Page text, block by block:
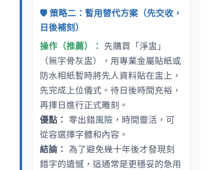
🛡️ 策略二：暫用替代方案（先交收，
日後補刻）
操作（推薦）： 先購買「淨盅」
（無字骨灰盅），用專業金屬貼紙或
防水相紙暫時將先人資料貼在盅上，
先完成上位儀式。待日後時間充裕，
再擇日進行正式雕刻。
優點： 零出錯風險，時間靈活，可
從容選擇字體和內容。
結論： 為了避免幾十年後才發現刻
錯字的遺憾，這通常是更穩妥的急用